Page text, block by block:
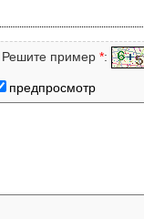
Решите пример *:
предпросмотр